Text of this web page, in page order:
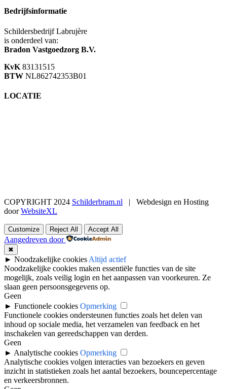
Bedrijfsinformatie
Schildersbedrijf Labrujère
is onderdeel van:
Bradon Vastgoedzorg B.V.
KvK 83131515
BTW NL862742353B01
LOCATIE
COPYRIGHT 2024 Schilderbram.nl | Webdesign en Hosting
doorWebsiteXL
mail
Customize Reject All Accept All
Aangedreven door
✖
► Noodzakelijke cookies Altijd actief
Noodzakelijke cookies maken essentiële functies van de site
mogelijk, zoals veilig login en het aanpassen van voorkeuren. Ze
slaan geen persoonsgegevens op.
Geen
► Functionele cookies Opmerking
Functionele cookies ondersteunen functies zoals het delen van
inhoud op sociale media, het verzamelen van feedback en het
inschakelen van gereedschappen van derden.
Geen
► Analytische cookies Opmerking
Analytische cookies volgen interacties van bezoekers en geven
inzicht in statistieken zoals het aantal bezoekers, bouncepercentage
en verkeersbronnen.